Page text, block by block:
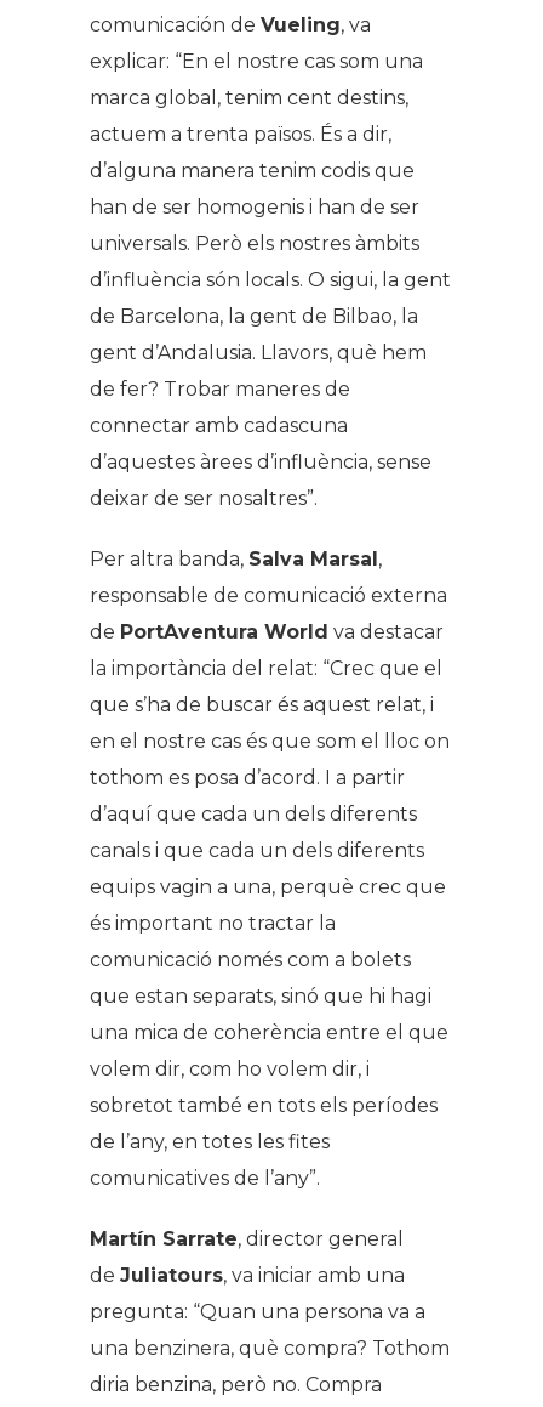
comunicación de Vueling, va
explicar: “En el nostre cas som una
marca global, tenim cent destins,
actuem a trenta països. És a dir,
d’alguna manera tenim codis que
han de ser homogenis i han de ser
universals. Però els nostres àmbits
d’influència són locals. O sigui, la gent
de Barcelona, la gent de Bilbao, la
gent d’Andalusia. Llavors, què hem
de fer? Trobar maneres de
connectar amb cadascuna
d’aquestes àrees d’influència, sense
deixar de ser nosaltres”.
Per altra banda, Salva Marsal,
responsable de comunicació externa
de PortAventura World va destacar
la importància del relat: “Crec que el
que s’ha de buscar és aquest relat, i
en el nostre cas és que som el lloc on
tothom es posa d’acord. I a partir
d’aquí que cada un dels diferents
canals i que cada un dels diferents
equips vagin a una, perquè crec que
és important no tractar la
comunicació només com a bolets
que estan separats, sinó que hi hagi
una mica de coherència entre el que
volem dir, com ho volem dir, i
sobretot també en tots els períodes
de l’any, en totes les fites
comunicatives de l’any”.
Martín Sarrate, director general
de Juliatours, va iniciar amb una
pregunta: “Quan una persona va a
una benzinera, què compra? Tothom
diria benzina, però no. Compra